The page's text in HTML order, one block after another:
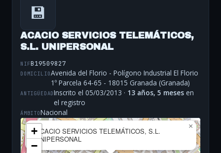
💾
ACACIO SERVICIOS TELEMÁTICOS,
S.L. UNIPERSONAL
NIFB19509827
DOMICILIOAvenida del Florio - Polígono Industrial El Florio
1º Parcela 64-65 - 18015 Granada (Granada)
ANTIGÜEDADInscrito el 05/03/2013 · 13 años, 5 meses en
el registro
ÁMBITONacional
ACACIO SERVICIOS TELEMÁTICOS, S.L.
UNIPERSONAL
×
+
−